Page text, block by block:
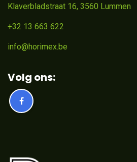
Klaverbladstraat 16, 3560 Lummen
+32 13 663 622
info@horimex.be
Volg ons: